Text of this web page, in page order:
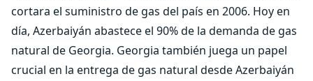
cortara el suministro de gas del país en 2006. Hoy en
día, Azerbaiyán abastece el 90% de la demanda de gas
natural de Georgia. Georgia también juega un papel
crucial en la entrega de gas natural desde Azerbaiyán